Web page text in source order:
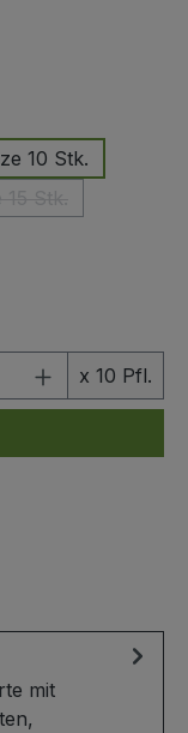
10 Stk.
x 10 Pfl.
mit